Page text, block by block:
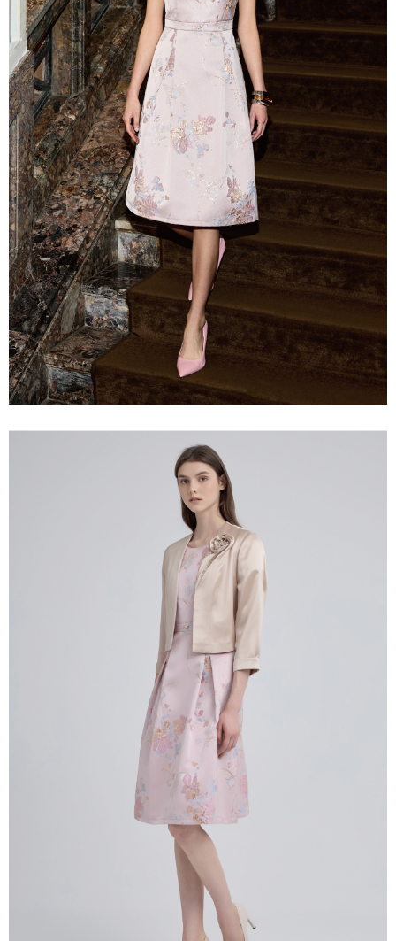
【注意事項】
１．透過由恩沛科技股份有限公司提供之「AFTEE先享後付」服務完成之交
易，需依本服務之必要範圍內提供個人資料，並將交易相關給付款項請求債
權轉讓予恩沛科技股份有限公司。
２．關於個人資料處理事宜，請瀏覽以下網址：
https://aftee.tw/terms/#terms3
３．未成年的使用者請事先徵得法定代理人或監護人之同意方可使用
「AFTEE先享後付」，若未經同意申辦者引起之損失，本公司不負相關責
任。
４．使用「AFTEE先享後付」時，將依據個別帳號之用戶狀況，依本公司即
時審查核予不同之上限額度；若仍有額度不足之情形，本公司將視審查結果
請求用戶進行身份認證。
５．嚴禁一人註冊多個帳號或使用他人資訊註冊。若發現惡意使用之情形，
恩沛科技股份有限公司將有權停止該用戶之使用額度並採取法律行動。
付款後7-11取貨
每筆NT$120，滿NT$2,500(含以上)免運費
宅配
每筆NT$120，滿NT$2,500(含以上)免運費
宅配離島
每筆NT$120，滿NT$2,500(含以上)免運費
付款後門市自取
免運費
海外配送 查看運費